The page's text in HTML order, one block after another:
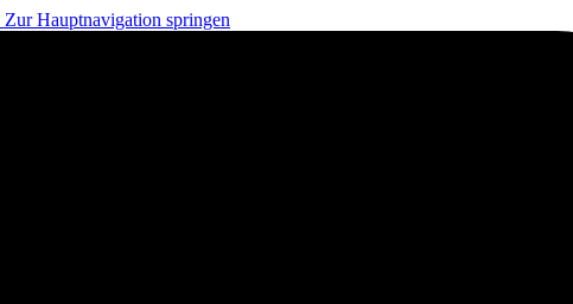
Zur Hauptnavigation springen